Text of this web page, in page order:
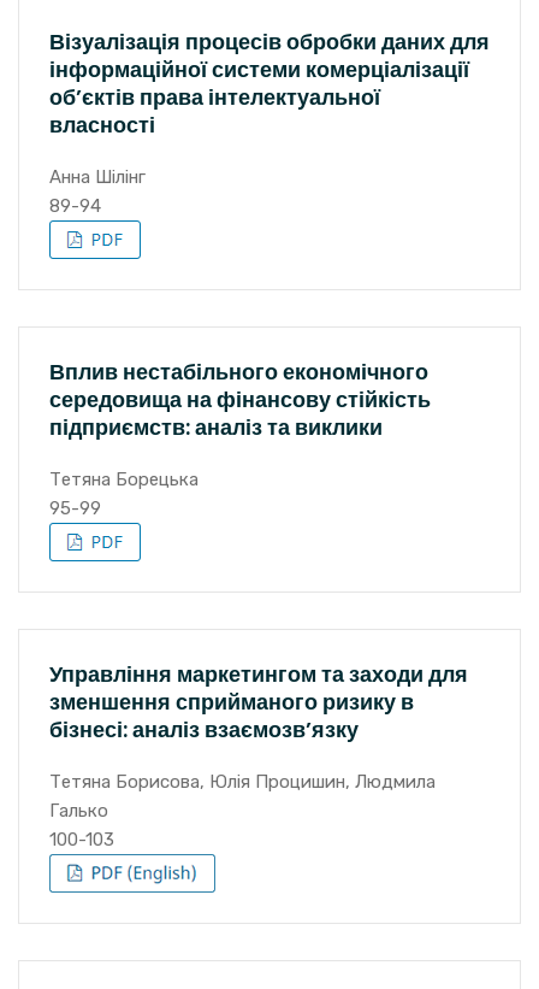
Візуалізація процесів обробки даних для
інформаційної системи комерціалізації
об’єктів права інтелектуальної
власності
Анна Шілінг
89-94
Вплив нестабільного економічного
середовища на фінансову стійкість
підприємств: аналіз та виклики
Тетяна Борецька
95-99
Управління маркетингом та заходи для
зменшення сприйманого ризику в
бізнесі: аналіз взаємозв’язку
Тетяна Борисова, Юлія Процишин, Людмила
Галько
100-103